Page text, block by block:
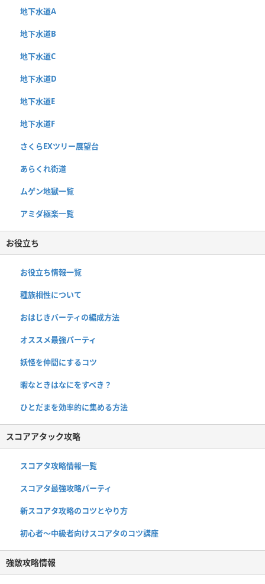
地下水道A
地下水道B
地下水道C
地下水道D
地下水道E
地下水道F
さくらEXツリー展望台
あらくれ街道
ムゲン地獄一覧
アミダ極楽一覧
お役立ち
お役立ち情報一覧
種族相性について
おはじきバーティの編成方法
オススメ最強パーティ
妖怪を仲間にするコツ
暇なときはなにをすべき？
ひとだまを効率的に集める方法
スコアアタック攻略
スコアタ攻略情報一覧
スコアタ最強攻略パーティ
新スコアタ攻略のコツとやり方
初心者〜中級者向けスコアタのコツ講座
強敵攻略情報